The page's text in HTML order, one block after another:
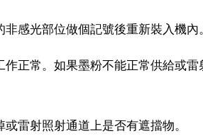
感光部位做個記號後重新裝入機內
正常。如果墨粉不能正常供給或雷
雷射照射通道上是否有遮擋物。